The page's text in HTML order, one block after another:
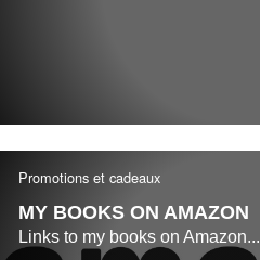
Promotions et cadeaux
MY BOOKS ON AMAZON
Links to my books on Amazon...